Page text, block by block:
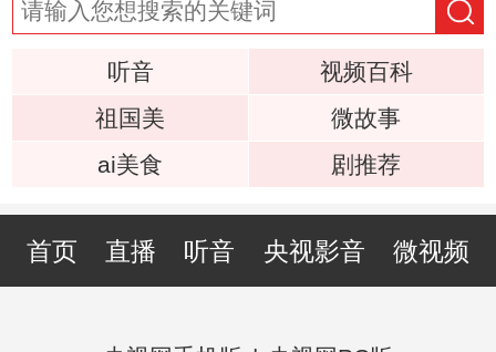
听音
视频百科
祖国美
微故事
ai美食
剧推荐
首页 直播 听音 央视影音 微视频